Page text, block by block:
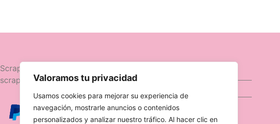
Valoramos tu privacidad
Usamos cookies para mejorar su experiencia de
navegación, mostrarle anuncios o contenidos
personalizados y analizar nuestro tráfico. Al hacer clic en
Scrapttina, tienda especializada en
scrapbooking.
Ofertas
Caja Viajera